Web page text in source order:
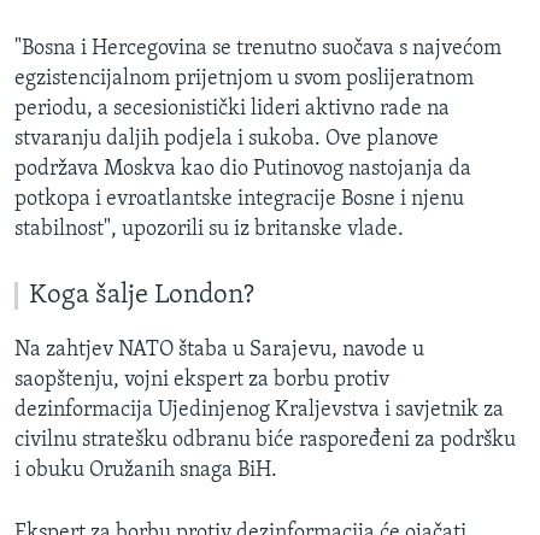
"Bosna i Hercegovina se trenutno suočava s najvećom
egzistencijalnom prijetnjom u svom poslijeratnom
periodu, a secesionistički lideri aktivno rade na
stvaranju daljih podjela i sukoba. Ove planove
podržava Moskva kao dio Putinovog nastojanja da
potkopa i evroatlantske integracije Bosne i njenu
stabilnost", upozorili su iz britanske vlade.
Koga šalje London?
Na zahtjev NATO štaba u Sarajevu, navode u
saopštenju, vojni ekspert za borbu protiv
dezinformacija Ujedinjenog Kraljevstva i savjetnik za
civilnu stratešku odbranu biće raspoređeni za podršku
i obuku Oružanih snaga BiH.